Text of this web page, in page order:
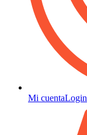
Mi cuentaLogin